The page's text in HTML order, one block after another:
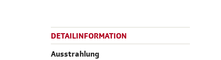
DETAILINFORMATION
Ausstrahlung